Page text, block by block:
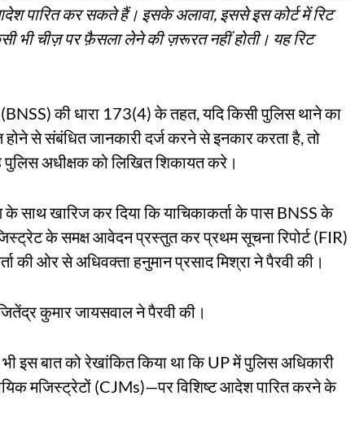
पारित कर सकते हैं। इसके अलावा, इससे इस कोर्ट में रिट
भी चीज़ पर फ़ैसला लेने की ज़रूरत नहीं होती। यह रिट
(BNSS) की धारा 173(4) के तहत, यदि किसी पुलिस थाने का
से संबंधित जानकारी दर्ज करने से इनकार करता है, तो
पुलिस अधीक्षक को लिखित शिकायत करे।
के साथ खारिज कर दिया कि याचिकाकर्ता के पास BNSS के
के समक्ष आवेदन प्रस्तुत कर प्रथम सूचना रिपोर्ट (FIR)
की ओर से अधिवक्ता हनुमान प्रसाद मिश्रा ने पैरवी की।
कुमार जायसवाल ने पैरवी की।
इस बात को रेखांकित किया था कि UP में पुलिस अधिकारी
मजिस्ट्रेटों (CJMs)—पर विशिष्ट आदेश पारित करने के